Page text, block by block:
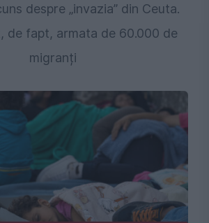
despre „invazia” din Ceuta.
de fapt, armata de 60.000 de
migranți